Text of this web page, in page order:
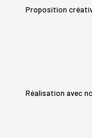
Proposition
Réalisation avec